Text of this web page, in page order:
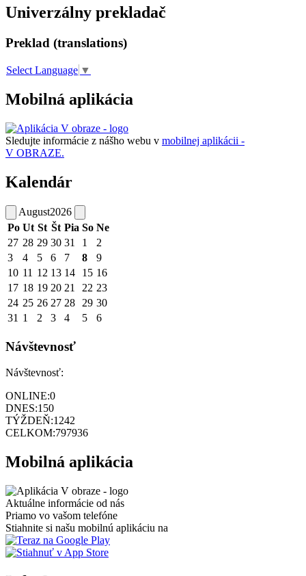
Univerzálny prekladač
Preklad (translations)
Select Language ▼
Mobilná aplikácia
Sledujte informácie z nášho webu v mobilnej aplikácii -
V OBRAZE.
Kalendár
August2026
Po Ut St Št Pia So Ne
27 28 29 30 31 1
2
3
4 5 6 7 8
9
10 11 12 13 14 15 16
17 18 19 20 21 22 23
24 25 26 27 28 29 30
31 1 2 3 4 5 6
Návštevnosť
Návštevnosť:
ONLINE:0
DNES:150
TÝŽDEŇ:1242
CELKOM:797936
Mobilná aplikácia
Aktuálne informácie od nás
Priamo vo vašom telefóne
Stiahnite si našu mobilnú aplikáciu na